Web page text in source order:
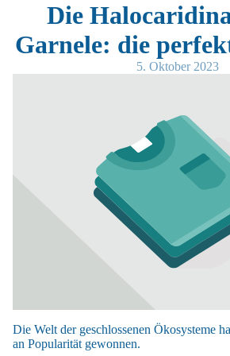
Die
Garnele: die
5. Oktober 2023
Die Welt der geschlossenen Ökosysteme
an Popularität gewonnen.